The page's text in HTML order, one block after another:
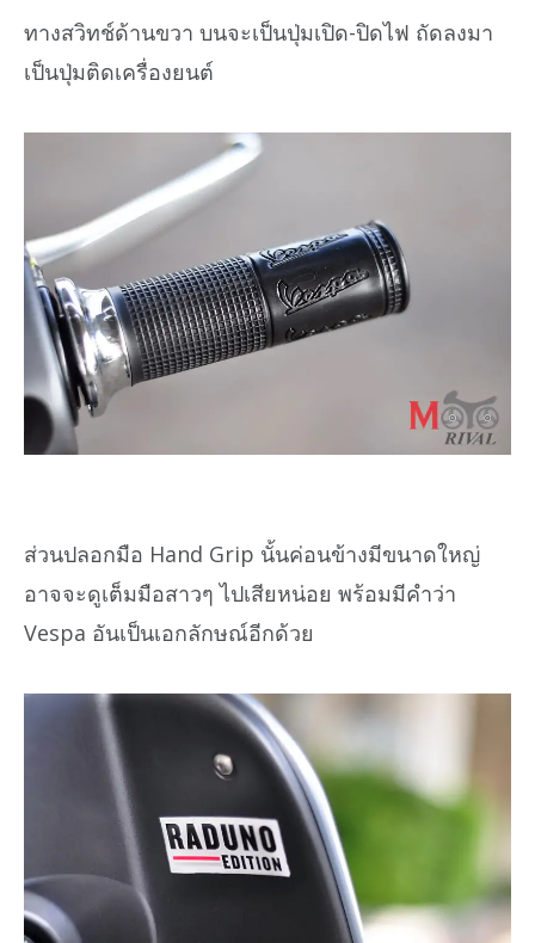
ทางสวิทช์ด้านขวา บนจะเป็นปุ่มเปิด-ปิดไฟ ถัดลงมา
เป็นปุ่มติดเครื่องยนต์
ส่วนปลอกมือ Hand Grip นั้นค่อนข้างมีขนาดใหญ่
อาจจะดูเต็มมือสาวๆ ไปเสียหน่อย พร้อมมีคำว่า
Vespa อันเป็นเอกลักษณ์อีกด้วย